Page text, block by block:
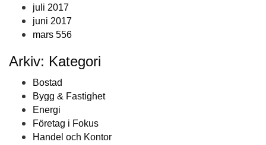
juli 2017
juni 2017
mars 556
Arkiv: Kategori
Bostad
Bygg & Fastighet
Energi
Företag i Fokus
Handel och Kontor